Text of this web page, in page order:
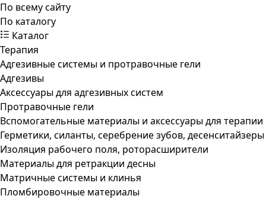
По всему сайту
По каталогу
Каталог
Терапия
Адгезивные системы и протравочные гели
Адгезивы
Аксессуары для адгезивных систем
Протравочные гели
Вспомогательные материалы и аксессуары для терапии
Герметики, силанты, серебрение зубов, десенситайзеры
Изоляция рабочего поля, роторасширители
Материалы для ретракции десны
Матричные системы и клинья
Пломбировочные материалы